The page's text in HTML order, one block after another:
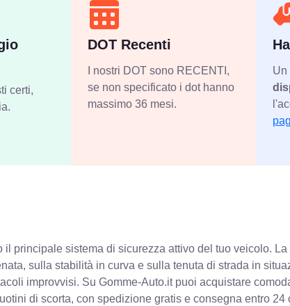
certi,
DOT Recenti
I nostri DOT sono RECENTI,
se non specificato i dot hanno
massimo 36 mesi.
Un
il principale sistema di sicurezza attivo del tuo veicolo.
sulla stabilità in curva e sulla tenuta di strada in
improvvisi. Su Gomme-Auto.it puoi acquistare
di scorta, con spedizione gratis e consegna entro 24